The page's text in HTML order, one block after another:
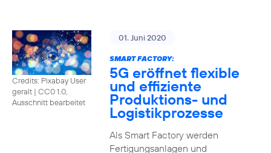
Credits: Pixabay User
geralt | CC0 1.0,
Ausschnitt bearbeitet
01. Juni 2020
SMART FACTORY:
5G eröffnet flexible
und effiziente
Produktions- und
Logistikprozesse
Als Smart Factory werden
Fertigungsanlagen und